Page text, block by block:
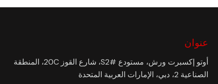
عنوان
أوتو إكسبرت ورش، مستودع #S2، شارع القوز 20C، المنطقة
الصناعية 2، دبي، الإمارات العربية المتحدة